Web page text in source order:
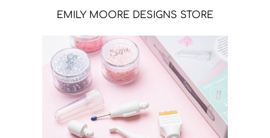
EMILY MOORE DESIGNS STORE